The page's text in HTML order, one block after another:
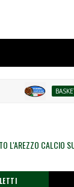
BASKET
L'AREZZO CALCIO